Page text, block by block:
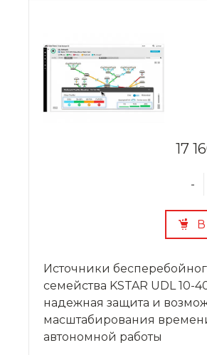
17
-
Источники
семейства KSTAR UDL 10-
надежная защита и
масштабирования
автономной работы